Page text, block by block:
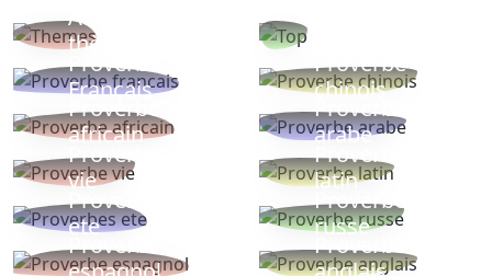
Autres
thèmes
Proverbe
Français
Proverbe
chinois
Proverbe
africain
Proverbe
arabe
Proverbe
vie
Proverbe
latin
Proverbes
ete
Proverbe
russe
Proverbe
Proverbe